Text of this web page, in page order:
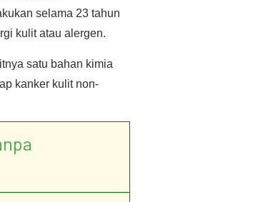
selama 23 tahun
kulit atau alergen.
satu bahan kimia
kanker kulit non-